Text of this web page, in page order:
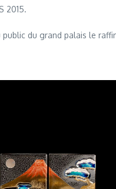
2015.
du grand palais le